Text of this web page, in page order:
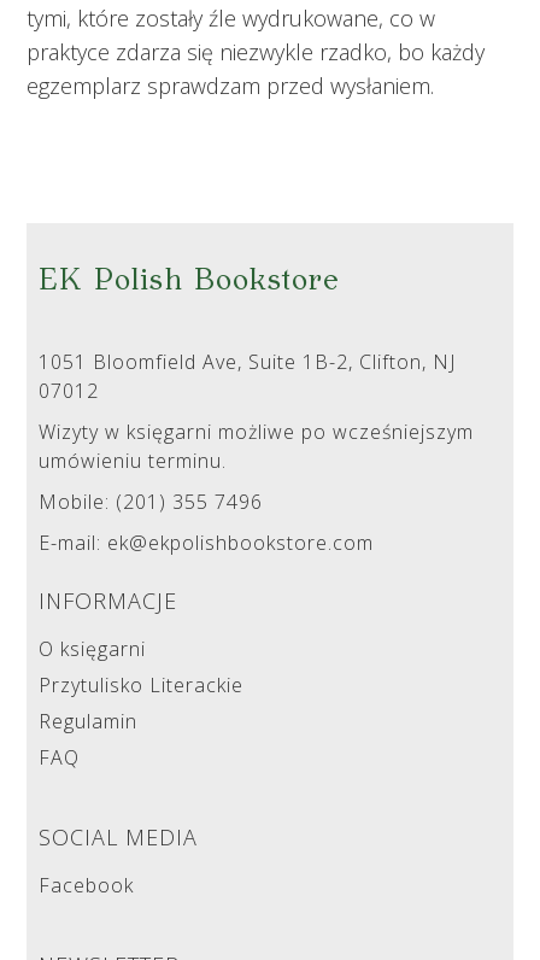
tymi, które zostały źle wydrukowane, co w
praktyce zdarza się niezwykle rzadko, bo każdy
egzemplarz sprawdzam przed wysłaniem.
EK Polish Bookstore
1051 Bloomfield Ave, Suite 1B-2, Clifton, NJ
07012
Wizyty w księgarni możliwe po wcześniejszym
umówieniu terminu.
Mobile: (201) 355 7496
E-mail: ek@ekpolishbookstore.com
INFORMACJE
O księgarni
Przytulisko Literackie
Regulamin
FAQ
SOCIAL MEDIA
Facebook